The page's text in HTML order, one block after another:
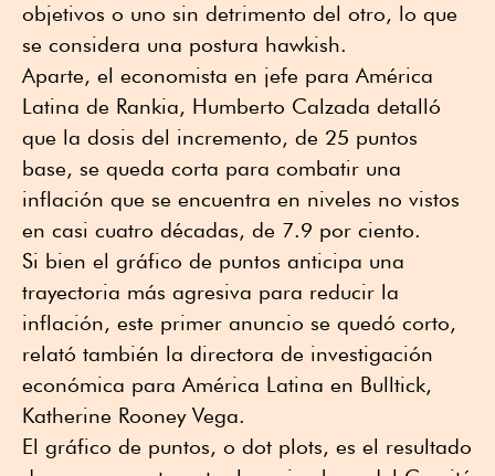
objetivos o uno sin detrimento del otro, lo que
se considera una postura hawkish.
Aparte, el economista en jefe para América
Latina de Rankia, Humberto Calzada detalló
que la dosis del incremento, de 25 puntos
base, se queda corta para combatir una
inflación que se encuentra en niveles no vistos
en casi cuatro décadas, de 7.9 por ciento.
Si bien el gráfico de puntos anticipa una
trayectoria más agresiva para reducir la
inflación, este primer anuncio se quedó corto,
relató también la directora de investigación
económica para América Latina en Bulltick,
Katherine Rooney Vega.
El gráfico de puntos, o dot plots, es el resultado